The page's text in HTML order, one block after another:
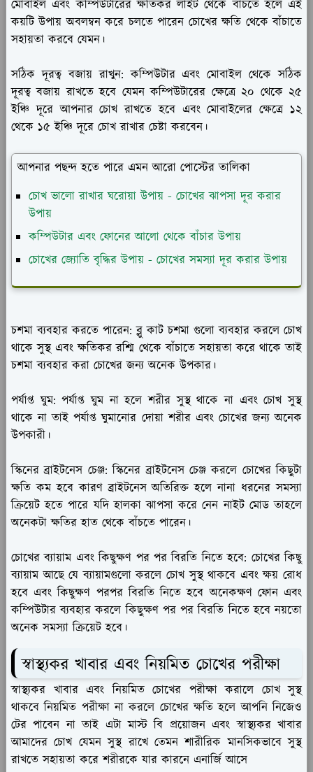
মোবাইল এবং কম্পিউটারের ক্ষতিকর লাইট থেকে বাঁচতে হলে এই
কয়টি উপায় অবলম্বন করে চলতে পারেন চোখের ক্ষতি থেকে বাঁচাতে
সহায়তা করবে যেমন।
সঠিক দূরত্ব বজায় রাখুন:কম্পিউটার এবং মোবাইল থেকে সঠিক
দূরত্ব বজায় রাখতে হবে যেমন কম্পিউটারের ক্ষেত্রে ২০ থেকে ২৫
ইঞ্চি দূরে আপনার চোখ রাখতে হবে এবং মোবাইলের ক্ষেত্রে ১২
থেকে ১৫ ইঞ্চি দূরে চোখ রাখার চেষ্টা করবেন।
আপনার পছন্দ হতে পারে এমন আরো পোস্টের তালিকা
চোখ ভালো রাখার ঘরোয়া উপায় - চোখের ঝাপসা দূর করার
উপায়
কম্পিউটার এবং ফোনের আলো থেকে বাঁচার উপায়
চোখের জ্যোতি বৃদ্ধির উপায় - চোখের সমস্যা দূর করার উপায়
চশমা ব্যবহার করতে পারেন: ব্লু কাট চশমা গুলো ব্যবহার করলে চোখ
থাকে সুস্থ এবং ক্ষতিকর রশ্মি থেকে বাঁচাতে সহায়তা করে থাকে তাই
চশমা ব্যবহার করা চোখের জন্য অনেক উপকার।
পর্যাপ্ত ঘুম: পর্যাপ্ত ঘুম না হলে শরীর সুস্থ থাকে না এবং চোখ সুস্থ
থাকে না তাই পর্যাপ্ত ঘুমানোর দোয়া শরীর এবং চোখের জন্য অনেক
উপকারী।
স্কিনের ব্রাইটনেস চেঞ্জ: স্কিনের ব্রাইটনেস চেঞ্জ করলে চোখের কিছুটা
ক্ষতি কম হবে কারণ ব্রাইটনেস অতিরিক্ত হলে নানা ধরনের সমস্যা
ক্রিয়েট হতে পারে যদি হালকা ঝাপসা করে নেন নাইট মোড তাহলে
অনেকটা ক্ষতির হাত থেকে বাঁচতে পারেন।
চোখের ব্যায়াম এবং কিছুক্ষণ পর পর বিরতি নিতে হবে: চোখের কিছু
ব্যায়াম আছে যে ব্যায়ামগুলো করলে চোখ সুস্থ থাকবে এবং ক্ষয় রোধ
হবে এবং কিছুক্ষণ পরপর বিরতি নিতে হবে অনেকক্ষণ ফোন এবং
কম্পিউটার ব্যবহার করলে কিছুক্ষণ পর পর বিরতি নিতে হবে নয়তো
অনেক সমস্যা ক্রিয়েট হবে।
স্বাস্থ্যকর খাবার এবং নিয়মিত চোখের পরীক্ষা
স্বাস্থ্যকর খাবার এবং নিয়মিত চোখের পরীক্ষা করালে চোখ সুস্থ
থাকবে নিয়মিত পরীক্ষা না করলে চোখের ক্ষতি হলে আপনি নিজেও
টের পাবেন না তাই এটা মাস্ট বি প্রয়োজন এবং স্বাস্থ্যকর খাবার
আমাদের চোখ যেমন সুস্থ রাখে তেমন শারীরিক মানসিকভাবে সুস্থ
রাখতে সহায়তা করে শরীরকে যার কারনে এনার্জি আসে